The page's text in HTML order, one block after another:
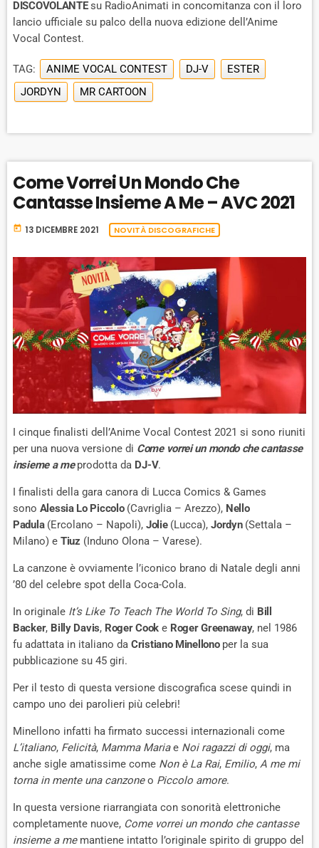
DISCOVOLANTEsu RadioAnimati in concomitanza con il loro
lancio ufficiale su palco della nuova edizione dell’Anime
Vocal Contest.
TAG: ANIME VOCAL CONTEST DJ-V
ESTER
JORDYN
MR CARTOON
Come Vorrei Un Mondo Che
Cantasse Insieme A Me – AVC 2021
today 13 DICEMBRE 2021 NOVITÀ DISCOGRAFICHE
I cinque finalisti dell’Anime Vocal Contest 2021 si sono riuniti
per una nuova versione di Come vorrei un mondo che cantasse
insieme a meprodotta da DJ-V.
I finalisti della gara canora di Lucca Comics & Games
sono Alessia Lo Piccolo(Cavriglia – Arezzo), Nello
Padula(Ercolano – Napoli), Jolie(Lucca), Jordyn(Settala –
Milano) e Tiuz (Induno Olona – Varese).
La canzone è ovviamente l’iconico brano di Natale degli anni
’80 del celebre spot della Coca-Cola.
In originale It’s Like To Teach The World To Sing, di Bill
Backer, Billy Davis, Roger Cooke Roger Greenaway, nel 1986
fu adattata in italiano da Cristiano Minellonoper la sua
pubblicazione su 45 giri.
Per il testo di questa versione discografica scese quindi in
campo uno dei parolieri più celebri!
Minellono infatti ha firmato successi internazionali come
L’italiano, Felicità, Mamma Mariae Noi ragazzi di oggi, ma
anche sigle amatissime come Non è La Rai, Emilio, A me mi
torna in mente una canzoneo Piccolo amore.
In questa versione riarrangiata con sonorità elettroniche
completamente nuove, Come vorrei un mondo che cantasse
insieme a memantiene intatto l’originale spirito di gruppo del